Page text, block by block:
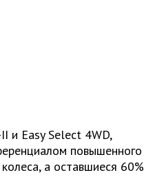
и Easy Select 4WD,
повышенного
а оставшиеся 60%